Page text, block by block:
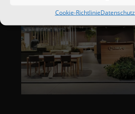
Cookie-RichtlinieDatenschutz